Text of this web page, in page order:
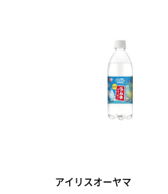
アイリスオーヤマ